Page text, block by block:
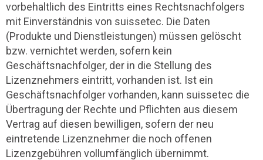
vorbehaltlich des Eintritts eines Rechtsnachfolgers
mit Einverständnis von suissetec. Die Daten
(Produkte und Dienstleistungen) müssen gelöscht
bzw. vernichtet werden, sofern kein
Geschäftsnachfolger, der in die Stellung des
Lizenznehmers eintritt, vorhanden ist. Ist ein
Geschäftsnachfolger vorhanden, kann suissetec die
Übertragung der Rechte und Pflichten aus diesem
Vertrag auf diesen bewilligen, sofern der neu
eintretende Lizenznehmer die noch offenen
Lizenzgebühren vollumfänglich übernimmt.